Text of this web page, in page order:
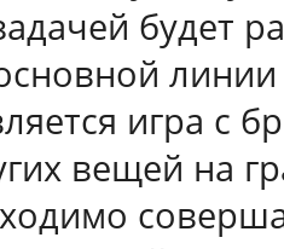
будет
игра с
вещей на